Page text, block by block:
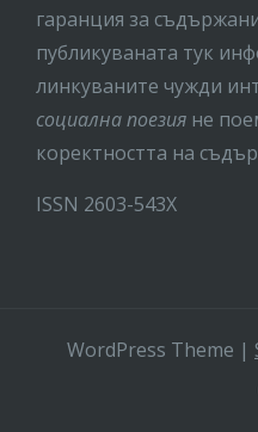
гаранция за
публикуваната тук
линкуваните чужди
социална поезия не
коректността на
ISSN 2603-543X
WordPress Theme |